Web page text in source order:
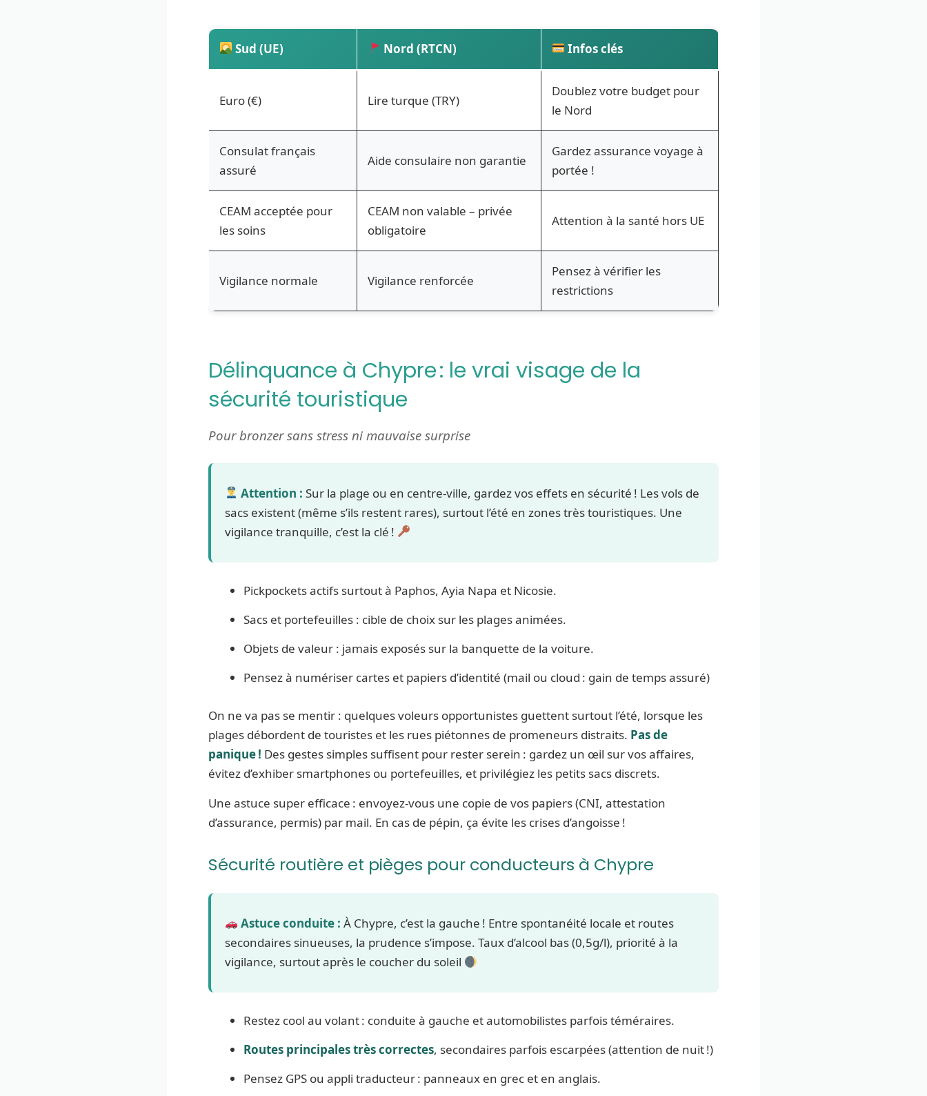
Sud (UE) Nord (RTCN) Infos clés
Euro (€) Lire turque (TRY)
Doublez votre budget pour
le Nord
Consulat français
assuré
Aide consulaire non garantie
Gardez assurance voyage à
portée !
CEAM acceptée pour
les soins
CEAM non valable – privée
obligatoire
Attention à la santé hors UE
Vigilance normale Vigilance renforcée
Pensez à vérifier les
restrictions
Délinquance à Chypre : le vrai visage de la
sécurité touristique
Pour bronzer sans stress ni mauvaise surprise
Attention : Sur la plage ou en centre-ville, gardez vos effets en sécurité ! Les vols de
sacs existent (même s’ils restent rares), surtout l’été en zones très touristiques. Une
vigilance tranquille, c’est la clé !
Pickpockets actifs surtout à Paphos, Ayia Napa et Nicosie.
Sacs et portefeuilles : cible de choix sur les plages animées.
Objets de valeur : jamais exposés sur la banquette de la voiture.
Pensez à numériser cartes et papiers d’identité (mail ou cloud : gain de temps assuré)
On ne va pas se mentir : quelques voleurs opportunistes guettent surtout l’été, lorsque les
plages débordent de touristes et les rues piétonnes de promeneurs distraits. Pas de
panique ! Des gestes simples suffisent pour rester serein : gardez un œil sur vos affaires,
évitez d’exhiber smartphones ou portefeuilles, et privilégiez les petits sacs discrets.
Une astuce super efficace : envoyez-vous une copie de vos papiers (CNI, attestation
d’assurance, permis) par mail. En cas de pépin, ça évite les crises d’angoisse !
Sécurité routière et pièges pour conducteurs à Chypre
Astuce conduite : À Chypre, c’est la gauche ! Entre spontanéité locale et routes
secondaires sinueuses, la prudence s’impose. Taux d’alcool bas (0,5g/l), priorité à la
vigilance, surtout après le coucher du soleil
Restez cool au volant : conduite à gauche et automobilistes parfois téméraires.
Routes principales très correctes, secondaires parfois escarpées (attention de nuit !)
Pensez GPS ou appli traducteur : panneaux en grec et en anglais.